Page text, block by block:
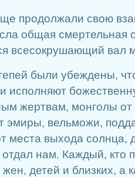
продолжали свою
общая смертельная
всесокрушающий вал
были убеждены,
исполняют
жертвам, монголы от
эмиры, вельможи,
места выхода солнца,
нам. Каждый, кто
детей и близких, а